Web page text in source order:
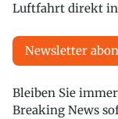
Luftfahrt direkt
Newsletter
Bleiben Sie
Breaking News